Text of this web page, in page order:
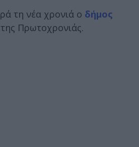
τη νέα χρονιά ο δήμος
Πρωτοχρονιάς.